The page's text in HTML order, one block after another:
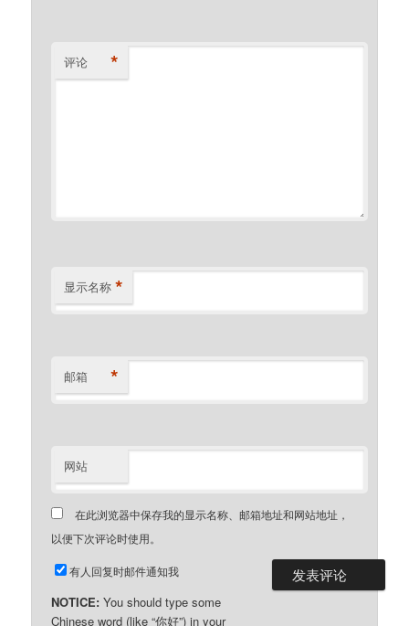
评论 *
显示名称 *
邮箱 *
网站
在此浏览器中保存我的显示名称、邮箱地址和网站地址，
以便下次评论时使用。
有人回复时邮件通知我
NOTICE: You should type some
Chinese word (like “你好”) in your